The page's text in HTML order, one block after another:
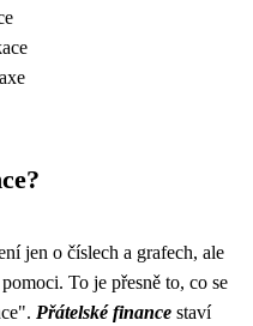
jen o číslech a grafech, ale
To je přesně to, co se
Přátelské finance staví